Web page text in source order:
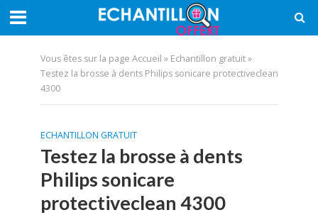
Vous êtes sur la page Accueil » Echantillon gratuit»
Testez la brosse à dents Philips sonicare protectiveclean
4300
ECHANTILLON GRATUIT
Testez la brosse à dents
Philips sonicare
protectiveclean 4300